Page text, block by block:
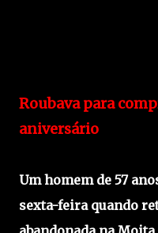
Roubava para
aniversário
Um homem de 57
sexta-feira quando